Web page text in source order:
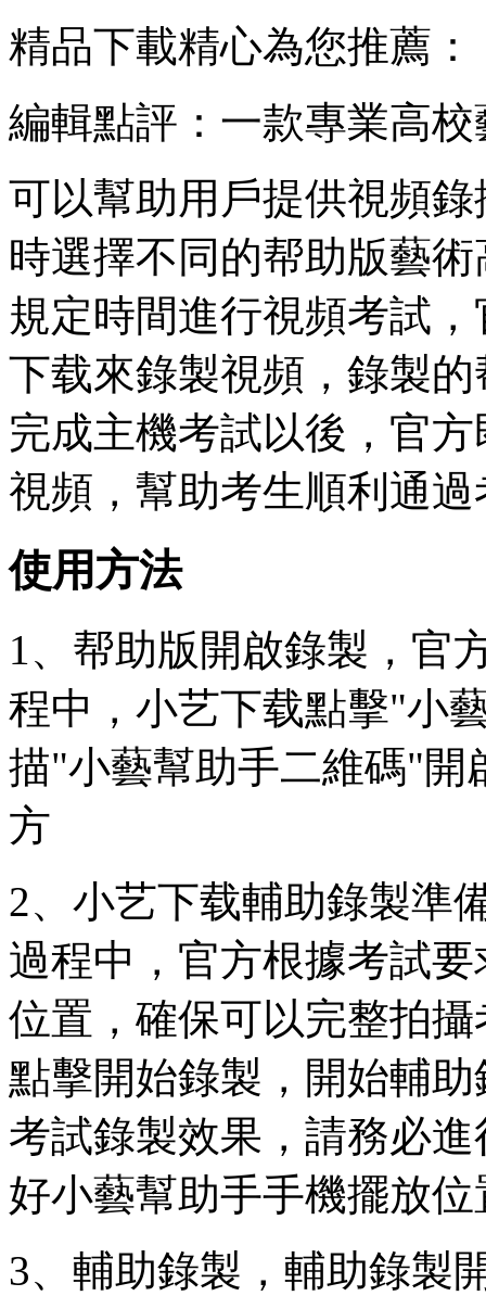
精品下載精心為您推薦：
編輯點評：一款專業高
可以幫助用戶提供視頻
時選擇不同的帮助版藝
規定時間進行視頻考試，
下载來錄製視頻，錄製
完成主機考試以後，官
視頻，幫助考生順利通過
使用方法
1、帮助版開啟錄製，官
程中，小艺下载點擊"小
描"小藝幫助手二維碼"開
方
2、小艺下载輔助錄製準
過程中，官方根據考試
位置，確保可以完整拍
點擊開始錄製，開始輔
考試錄製效果，請務必
好小藝幫助手手機擺放位
3、輔助錄製，輔助錄製